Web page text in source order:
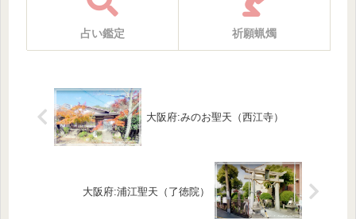
占い鑑定 祈願蝋燭
大阪府:みのお聖天（西江寺）
大阪府:浦江聖天（了徳院）